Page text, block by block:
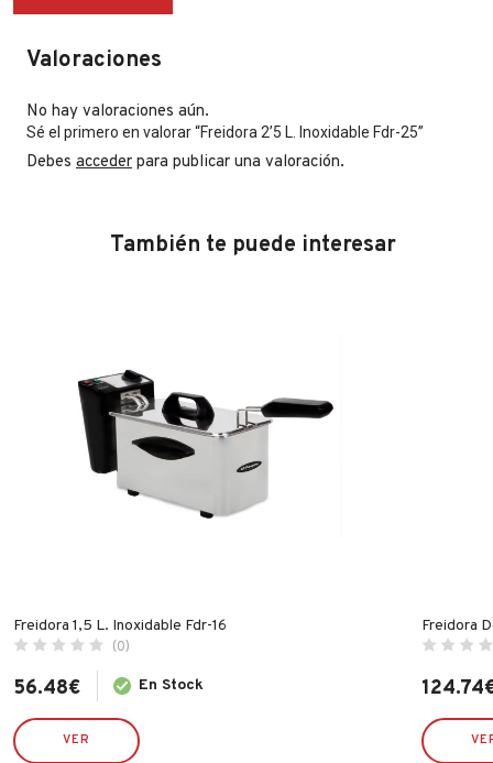
Valoraciones
No hay valoraciones aún.
Sé el primero en valorar “Freidora 2’5 L. Inoxidable Fdr-25”
Debes acceder para publicar una valoración.
También te puede interesar
Freidora 1,5 L. Inoxidable Fdr-16
(0)
56.48€ En Stock
VER
Freidora
124.74